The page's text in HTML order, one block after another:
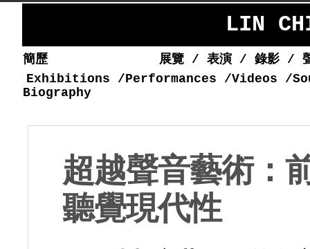
LIN
簡歷 展覽 /表演 /錄影 /
Exhibitions /Performances /Videos /
Biography
超越聲音藝術：
聽覺現代性